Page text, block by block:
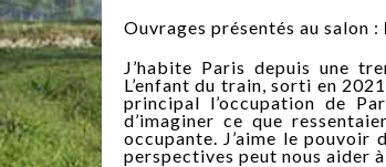
Ouvrages présentés au salon :
J’habite Paris depuis une
L’enfant du train, sorti en
principal l’occupation de
d’imaginer ce que
occupante. J’aime le pouvoir
perspectives peut nous aider